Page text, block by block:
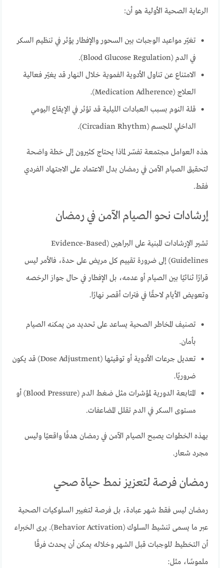
الرعاية الصحية الأولية هو أن:
تغيّر مواعيد الوجبات بين السحور والإفطار يؤثر في تنظيم السكر
في الدم (Blood Glucose Regulation).
الامتناع عن تناول الأدوية الفموية خلال النهار قد يغيّر فعالية
العلاج (Medication Adherence).
قلة النوم بسبب العبادات الليلية قد تؤثر في الإيقاع اليومي
الداخلي للجسم (Circadian Rhythm).
هذه العوامل مجتمعة تفسّر لماذا يحتاج كثيرون إلى خطة واضحة
لتحقيق الصيام الآمن في رمضان بدل الاعتماد على الاجتهاد الفردي
فقط.
إرشادات نحو الصيام الآمن في رمضان
تشير الإرشادات المبنية على البراهين (Evidence-Based
Guidelines) إلى ضرورة تقييم كل مريض على حدة، فالأمر ليس
قرارًا ثنائيًا بين الصيام أو عدمه، بل الإفطار في حال جواز الرخصه
وتعويض الأيام لاحقًا في فترات أقصر نهارًا.
تصنيف المخاطر الصحية يساعد على تحديد من يمكنه الصيام
بأمان.
تعديل جرعات الأدوية أو توقيتها (Dose Adjustment) قد يكون
ضروريًا.
المتابعة الدورية لمؤشرات مثل ضغط الدم (Blood Pressure) أو
مستوى السكر في الدم تقلل المضاعفات.
بهذه الخطوات يصبح الصيام الآمن في رمضان هدفًا واقعيًا وليس
مجرد شعار.
رمضان فرصة لتعزيز نمط حياة صحي
رمضان ليس فقط شهر عبادة، بل فرصة لتغيير السلوكيات الصحية
عبر ما يسمى تنشيط السلوك (Behavior Activation). يرى الخبراء
أن التخطيط للوجبات قبل الشهر وخلاله يمكن أن يحدث فرقًا
ملموسًا، مثل: